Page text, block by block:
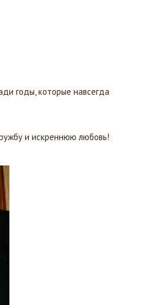
годы, которые навсегда
и искреннюю любовь!